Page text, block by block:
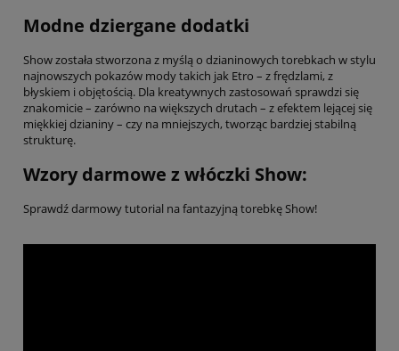
Modne dziergane dodatki
Show została stworzona z myślą o dzianinowych torebkach w stylu
najnowszych pokazów mody takich jak Etro – z frędzlami, z
błyskiem i objętością. Dla kreatywnych zastosowań sprawdzi się
znakomicie – zarówno na większych drutach – z efektem lejącej się
miękkiej dzianiny – czy na mniejszych, tworząc bardziej stabilną
strukturę.
Wzory darmowe z włóczki Show:
Sprawdź darmowy tutorial na fantazyjną torebkę Show!